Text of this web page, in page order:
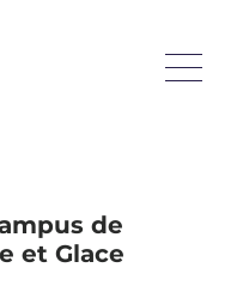
de
et Glace